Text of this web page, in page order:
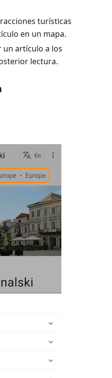
turísticas
en un mapa.
un artículo a los
lectura.